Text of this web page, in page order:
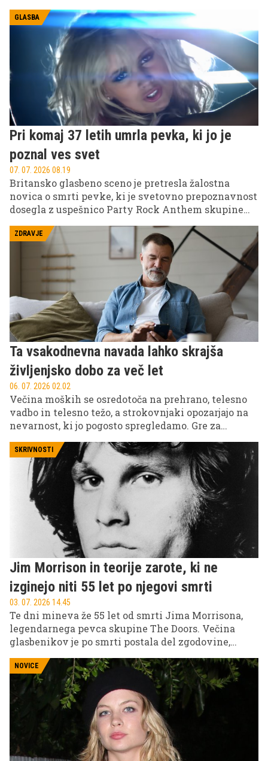
kot tekmovalec kot tudi trener.
GLASBA
Pri komaj 37 letih umrla pevka, ki jo je
poznal ves svet
07. 07. 2026 08.19
Britansko glasbeno sceno je pretresla žalostna
novica o smrti pevke, ki je svetovno prepoznavnost
dosegla z uspešnico Party Rock Anthem skupine
sprožila številne odzive glasbenih kolegov in
oboževalcev po vsem svetu.
ZDRAVJE
Ta vsakodnevna navada lahko skrajša
življenjsko dobo za več let
06. 07. 2026 02.02
Večina moških se osredotoča na prehrano, telesno
vadbo in telesno težo, a strokovnjaki opozarjajo na
nevarnost, ki jo pogosto spregledamo. Gre za
sodobnega načina življenja. Raziskave kažejo, da
lahko več ur neprekinjenega sedenja poveča
tveganje za bolezni srca, sladkorno bolezen tipa 2,
nekatere vrste raka in prezgodnjo smrt, tudi pri
ljudeh, ki sicer redno telovadijo.
SKRIVNOSTI
Jim Morrison in teorije zarote, ki ne
izginejo niti 55 let po njegovi smrti
03. 07. 2026 14.45
Te dni mineva že 55 let od smrti Jima Morrisona,
legendarnega pevca skupine The Doors. Večina
glasbenikov je po smrti postala del zgodovine,
ni pripomogla le njegova glasba, ampak predvsem
okoliščine smrti, ki še danes sprožajo vprašanja,
ugibanja in teorije zarote.
NOVICE